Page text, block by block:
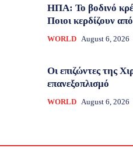
ΗΠΑ: Το βοδινό
Ποιοι κερδίζουν
WORLD August 6, 2026
Οι επιζώντες της
επανεξοπλισμό
WORLD August 6, 2026